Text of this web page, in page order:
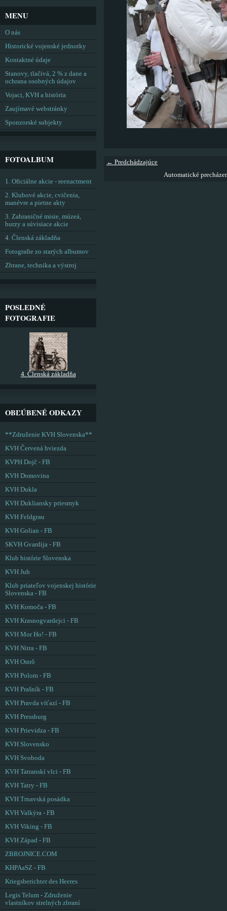
← Predchádzajúce
Automatické
MENU
O nás
Historické vojenské jednotky
Kontaktné údaje
Stanovy, tlačivá, 2 % z dane a
ochrana osobných údajov
Vojaci, KVH a história
Zaujímavé webstránky
Sponzorské subjekty
FOTOALBUM
1. Oficiálne akcie - reenactment
2. Klubové akcie, cvičenia,
manévre a pietne akty
3. Zahraničné misie, múzeá,
burzy a súvisiace akcie
4. Členská základňa
Fotografie zo starých albumov
Zbrane, technika a výstroj
POSLEDNÉ
FOTOGRAFIE
4. Členská základňa
OBĽÚBENÉ ODKAZY
**Združenie KVH Slovenska**
KVH Červená hviezda
KVPH Dojč - FB
KVH Domovina
KVH Dukla
KVH Dukliansky priesmyk
KVH Feldgrau
KVH Golian - FB
SKVH Gvardija - FB
Klub histórie Slovenska
KVH Juh
Klub priateľov vojenskej histórie
Slovenska - FB
KVH Komoča - FB
KVH Krasnogvardejci - FB
KVH Mor Ho! - FB
KVH Nitra - FB
KVH Ostrô
KVH Polom - FB
KVH Prašník - FB
KVH Pravda víťazí - FB
KVH Pressburg
KVH Prievidza - FB
KVH Slovensko
KVH Svoboda
KVH Tatranskí vlci - FB
KVH Tatry - FB
KVH Trnavská posádka
KVH Valkýra - FB
KVH Viking - FB
KVH Západ - FB
ZBROJNICE.COM
KHPAaSZ - FB
Kriegsberichter des Heeres
Legis Telum - Združenie
vlastníkov strelných zbraní